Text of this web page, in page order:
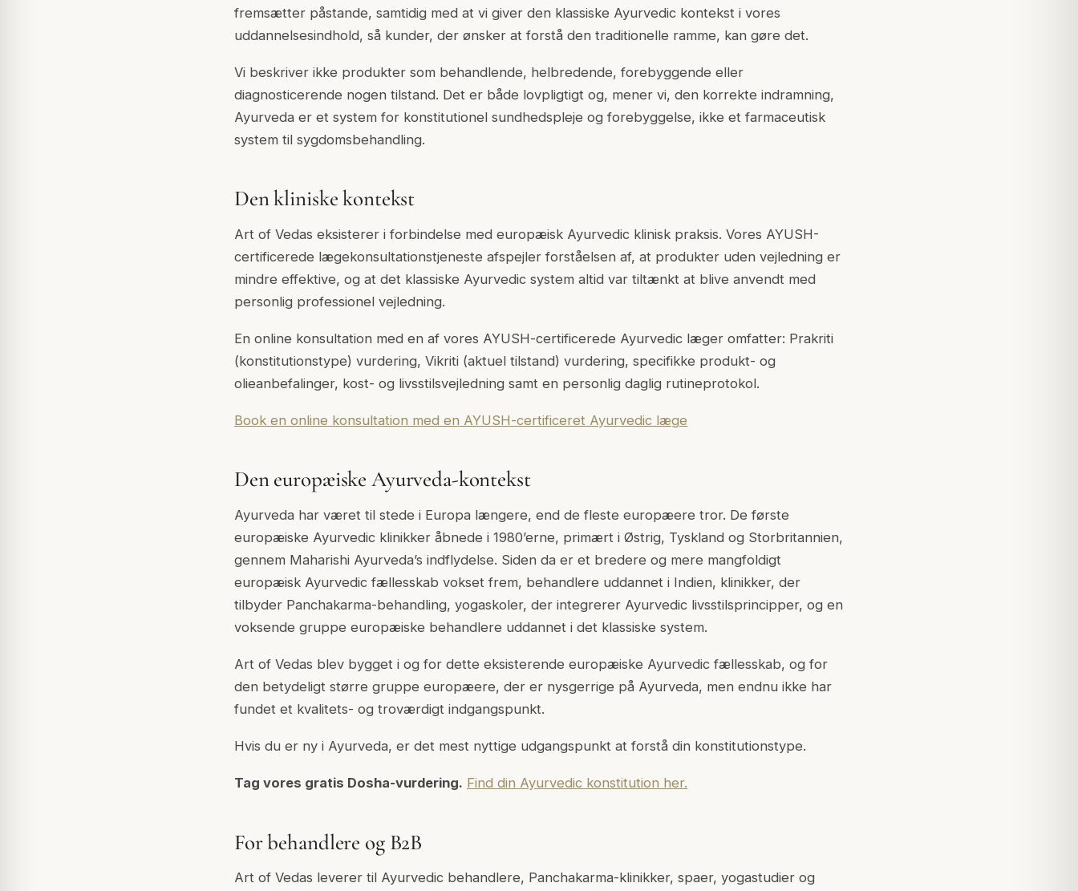
fremsætter påstande, samtidig med at vi giver den klassiske Ayurvedic kontekst i vores
uddannelsesindhold, så kunder, der ønsker at forstå den traditionelle ramme, kan gøre det.
Vi beskriver ikke produkter som behandlende, helbredende, forebyggende eller
diagnosticerende nogen tilstand. Det er både lovpligtigt og, mener vi, den korrekte indramning,
Ayurveda er et system for konstitutionel sundhedspleje og forebyggelse, ikke et farmaceutisk
system til sygdomsbehandling.
Den kliniske kontekst
Art of Vedas eksisterer i forbindelse med europæisk Ayurvedic klinisk praksis. Vores AYUSH-
certificerede lægekonsultationstjeneste afspejler forståelsen af, at produkter uden vejledning er
mindre effektive, og at det klassiske Ayurvedic system altid var tiltænkt at blive anvendt med
personlig professionel vejledning.
En online konsultation med en af vores AYUSH-certificerede Ayurvedic læger omfatter: Prakriti
(konstitutionstype) vurdering, Vikriti (aktuel tilstand) vurdering, specifikke produkt- og
olieanbefalinger, kost- og livsstilsvejledning samt en personlig daglig rutineprotokol.
Book en online konsultation med en AYUSH-certificeret Ayurvedic læge
Den europæiske Ayurveda-kontekst
Ayurveda har været til stede i Europa længere, end de fleste europæere tror. De første
europæiske Ayurvedic klinikker åbnede i 1980’erne, primært i Østrig, Tyskland og Storbritannien,
gennem Maharishi Ayurveda’s indflydelse. Siden da er et bredere og mere mangfoldigt
europæisk Ayurvedic fællesskab vokset frem, behandlere uddannet i Indien, klinikker, der
tilbyder Panchakarma-behandling, yogaskoler, der integrerer Ayurvedic livsstilsprincipper, og en
voksende gruppe europæiske behandlere uddannet i det klassiske system.
Art of Vedas blev bygget i og for dette eksisterende europæiske Ayurvedic fællesskab, og for
den betydeligt større gruppe europæere, der er nysgerrige på Ayurveda, men endnu ikke har
fundet et kvalitets- og troværdigt indgangspunkt.
Hvis du er ny i Ayurveda, er det mest nyttige udgangspunkt at forstå din konstitutionstype.
Tag vores gratis Dosha-vurdering. Find din Ayurvedic konstitution her.
For behandlere og B2B
Art of Vedas leverer til Ayurvedic behandlere, Panchakarma-klinikker, spaer, yogastudier og